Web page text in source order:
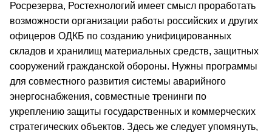
Росрезерва, Ростехнологий имеет смысл проработать
возможности организации работы российских и других
офицеров ОДКБ по созданию унифицированных
складов и хранилищ материальных средств, защитных
сооружений гражданской обороны. Нужны программы
для совместного развития системы аварийного
энергоснабжения, совместные тренинги по
укреплению защиты государственных и коммерческих
стратегических объектов. Здесь же следует упомянуть,